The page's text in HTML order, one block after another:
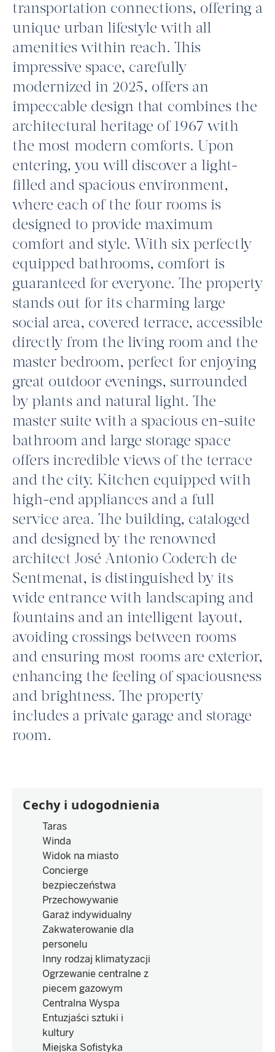
transportation connections, offering a
unique urban lifestyle with all
amenities within reach. This
impressive space, carefully
modernized in 2025, offers an
impeccable design that combines the
architectural heritage of 1967 with
the most modern comforts. Upon
entering, you will discover a light-
filled and spacious environment,
where each of the four rooms is
designed to provide maximum
comfort and style. With six perfectly
equipped bathrooms, comfort is
guaranteed for everyone. The property
stands out for its charming large
social area, covered terrace, accessible
directly from the living room and the
master bedroom, perfect for enjoying
great outdoor evenings, surrounded
by plants and natural light. The
master suite with a spacious en-suite
bathroom and large storage space
offers incredible views of the terrace
and the city. Kitchen equipped with
high-end appliances and a full
service area. The building, cataloged
and designed by the renowned
architect José Antonio Coderch de
Sentmenat, is distinguished by its
wide entrance with landscaping and
fountains and an intelligent layout,
avoiding crossings between rooms
and ensuring most rooms are exterior,
enhancing the feeling of spaciousness
and brightness. The property
includes a private garage and storage
room.
Cechy i udogodnienia
Taras
Winda
Widok na miasto
Concierge
bezpieczeństwa
Przechowywanie
Garaż indywidualny
Zakwaterowanie dla
personelu
Inny rodzaj klimatyzacji
Ogrzewanie centralne z
piecem gazowym
Centralna Wyspa
Entuzjaści sztuki i
kultury
Miejska Sofistyka